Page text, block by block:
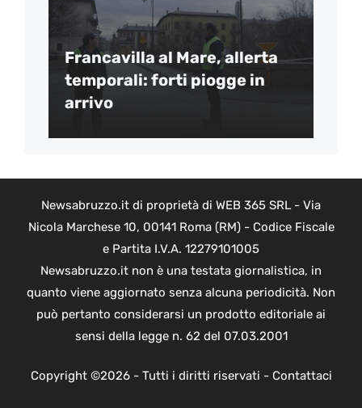
Francavilla al Mare, allerta
temporali: forti piogge in
arrivo
Newsabruzzo.it di proprietà di WEB 365 SRL - Via
Nicola Marchese 10, 00141 Roma (RM) - Codice Fiscale
e Partita I.V.A. 12279101005
Newsabruzzo.it non è una testata giornalistica, in
quanto viene aggiornato senza alcuna periodicità. Non
può pertanto considerarsi un prodotto editoriale ai
sensi della legge n. 62 del 07.03.2001
Copyright ©2026 - Tutti i diritti riservati - Contattaci